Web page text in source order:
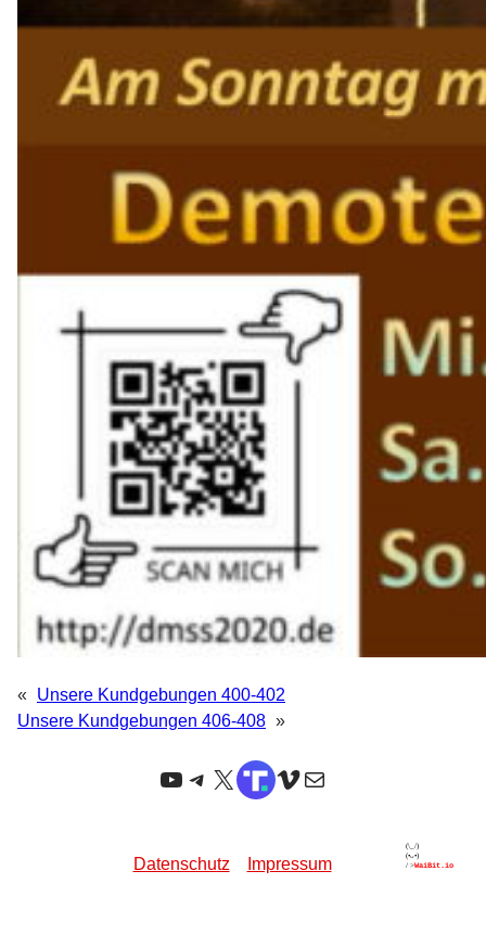
«
Unsere Kundgebungen 400-402
Unsere Kundgebungen 406-408 »
YouTube
Telegram
X TruthSocial
Vimeo
E-Mail
Datenschutz Impressum